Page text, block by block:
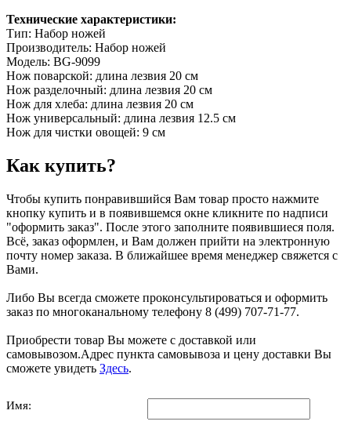
Технические характеристики:
Тип: Набор ножей
Производитель: Набор ножей
Модель: BG-9099
Нож поварской: длина лезвия 20 см
Нож разделочный: длина лезвия 20 см
Нож для хлеба: длина лезвия 20 см
Нож универсальный: длина лезвия 12.5 см
Нож для чистки овощей: 9 см
Как купить?
Чтобы купить понравившийся Вам товар просто нажмите
кнопку купить и в появившемся окне кликните по надписи
"оформить заказ". После этого заполните появившиеся поля.
Всё, заказ оформлен, и Вам должен прийти на электронную
почту номер заказа. В ближайшее время менеджер свяжется с
Вами.
Либо Вы всегда сможете проконсультироваться и оформить
заказ по многоканальному телефону 8 (499) 707-71-77.
Приобрести товар Вы можете с доставкой или
самовывозом.Адрес пункта самовывоза и цену доставки Вы
сможете увидеть Здесь.
Имя: